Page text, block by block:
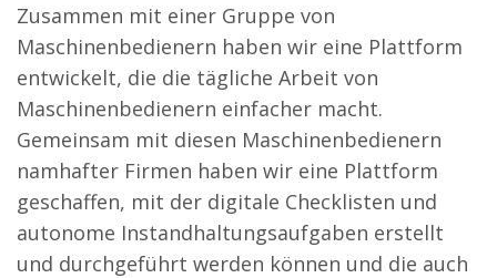
Zusammen mit einer Gruppe von
Maschinenbedienern haben wir eine Plattform
entwickelt, die die tägliche Arbeit von
Maschinenbedienern einfacher macht.
Gemeinsam mit diesen Maschinenbedienern
namhafter Firmen haben wir eine Plattform
geschaffen, mit der digitale Checklisten und
autonome Instandhaltungsaufgaben erstellt
und durchgeführt werden können und die auch